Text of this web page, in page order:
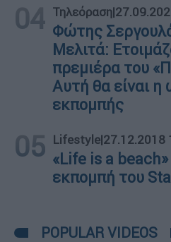
04 Τηλεόραση|
Φώτης
Μελιτά:
πρεμιέρα του
Αυτή θα είναι
εκπομπής
05 Lifestyle|27.12.2018
«Life is a beach»
εκπομπή του
POPULAR VIDEOS